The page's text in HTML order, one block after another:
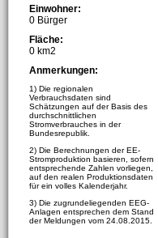
Einwohner:
0 Bürger
Fläche:
0 km2
Anmerkungen:
1) Die regionalen
Verbrauchsdaten sind
Schätzungen auf der Basis des
durchschnittlichen
Stromverbrauches in der
Bundesrepublik.
2) Die Berechnungen der EE-
Stromproduktion basieren, sofern
entsprechende Zahlen vorliegen,
auf den realen Produktionsdaten
für ein volles Kalenderjahr.
3) Die zugrundeliegenden EEG-
Anlagen entsprechen dem Stand
der Meldungen vom 24.08.2015.